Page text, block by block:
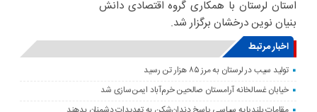
استان لرستان با همکاری گروه اقتصادی دانش
بنیان نوین درخشان برگزار شد.
اخبار مرتبط
تولید سیب در لرستان به مرز ۸۵ هزار تن رسید
خیابان غسالخانه آرامستان صالحین خرم‌آباد ایمن‌سازی شد